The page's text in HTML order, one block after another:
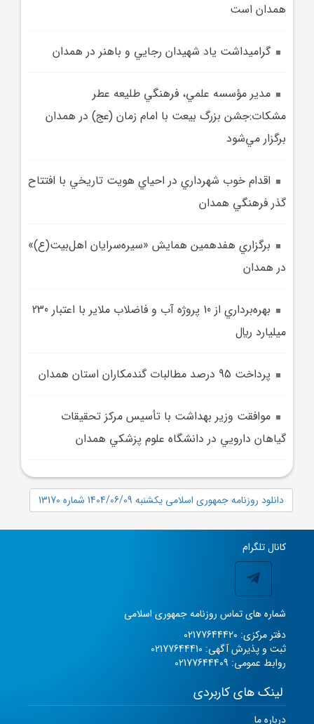
همدان است
گراميداشت ياد شهيدان رجايي و باهنر در همدان
مدير مؤسسه علمي، فرهنگي طليعه عطر
مشکات:جشن بزرگ بيعت با امام زمان (عج) در همدان
برگزار مي‌شود
اقدام خوب شهرداري در احياي هويت تاريخي با افتتاح
گذر فرهنگي همدان
برگزاري هفدهمين همايش «سيره‌سرايان اهل‌بيت(ع)»
در همدان
بهره‌برداري از 10 پروژه آب و فاضلاب ملاير با اعتبار 230
ميليارد ريال
پرداخت 95 درصد مطالبات گندمکاران استان همدان
موافقت وزير بهداشت با تأسيس مرکز تحقيقات
گياهان دارويي در دانشگاه علوم پزشکي همدان
دانلود روزنامه جمهوری اسلامی یکشنبه 1404/06/09 شماره 13170
کانال تلگرام
شماره های تماس روزنامه جمهوری اسلامی
دفتر مرکزی: 02177644420
ثبت و پذیرش آگهی: 02177644410
روابط عمومی: 02177644409
لینک های کاربردی
درباره ما